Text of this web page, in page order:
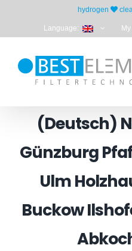
hydrogen
Language:
(Deutsch)
Günzburg
Ulm
Buckow